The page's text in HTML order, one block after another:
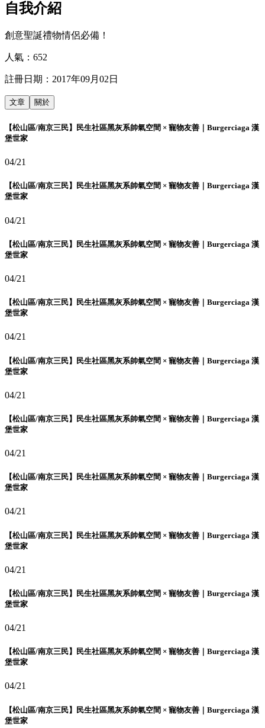
自我介紹
創意聖誕禮物情侶必備！
人氣： 652
註冊日期： 2017年09月02日
文章 關於
【松山區/南京三民】民生社區黑灰系帥氣空間 × 寵物友善｜Burgerciaga 漢
堡世家
04/21
【松山區/南京三民】民生社區黑灰系帥氣空間 × 寵物友善｜Burgerciaga 漢
堡世家
04/21
【松山區/南京三民】民生社區黑灰系帥氣空間 × 寵物友善｜Burgerciaga 漢
堡世家
04/21
【松山區/南京三民】民生社區黑灰系帥氣空間 × 寵物友善｜Burgerciaga 漢
堡世家
04/21
【松山區/南京三民】民生社區黑灰系帥氣空間 × 寵物友善｜Burgerciaga 漢
堡世家
04/21
【松山區/南京三民】民生社區黑灰系帥氣空間 × 寵物友善｜Burgerciaga 漢
堡世家
04/21
【松山區/南京三民】民生社區黑灰系帥氣空間 × 寵物友善｜Burgerciaga 漢
堡世家
04/21
【松山區/南京三民】民生社區黑灰系帥氣空間 × 寵物友善｜Burgerciaga 漢
堡世家
04/21
【松山區/南京三民】民生社區黑灰系帥氣空間 × 寵物友善｜Burgerciaga 漢
堡世家
04/21
【松山區/南京三民】民生社區黑灰系帥氣空間 × 寵物友善｜Burgerciaga 漢
堡世家
04/21
【松山區/南京三民】民生社區黑灰系帥氣空間 × 寵物友善｜Burgerciaga 漢
堡世家